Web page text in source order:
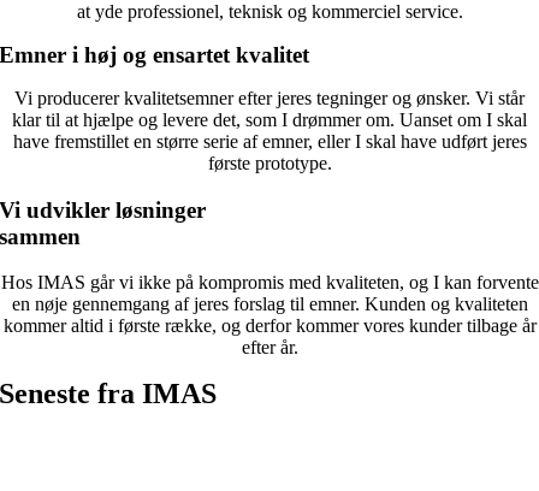
at yde professionel, teknisk og kommerciel service.
Emner i høj og ensartet kvalitet
Vi producerer kvalitetsemner efter jeres tegninger og ønsker. Vi står
klar til at hjælpe og levere det, som I drømmer om. Uanset om I skal
have fremstillet en større serie af emner, eller I skal have udført jeres
første prototype.
Vi udvikler løsninger
sammen
Hos IMAS går vi ikke på kompromis med kvaliteten, og I kan forvente
en nøje gennemgang af jeres forslag til emner. Kunden og kvaliteten
kommer altid i første række, og derfor kommer vores kunder tilbage år
efter år.
Seneste fra IMAS